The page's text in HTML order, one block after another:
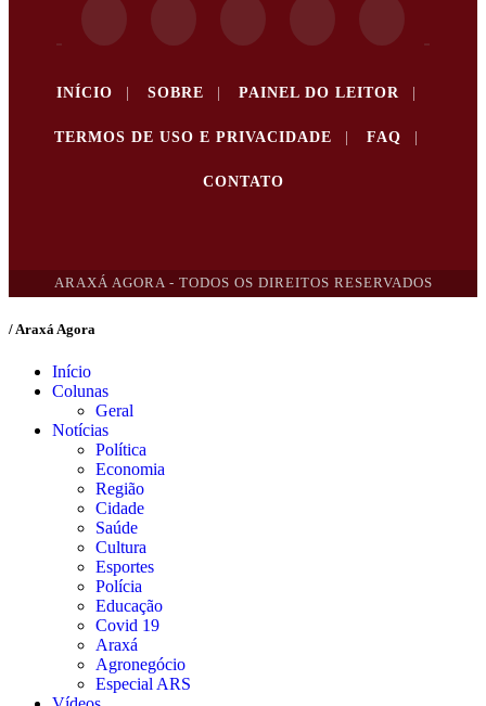
INÍCIO SOBRE PAINEL DO LEITOR
TERMOS DE USO E PRIVACIDADE FAQ
CONTATO
ARAXÁ AGORA - TODOS OS DIREITOS RESERVADOS
/ Araxá Agora
Início
Colunas
Geral
Notícias
Política
Economia
Região
Cidade
Saúde
Cultura
Esportes
Polícia
Educação
Covid 19
Araxá
Agronegócio
Especial ARS